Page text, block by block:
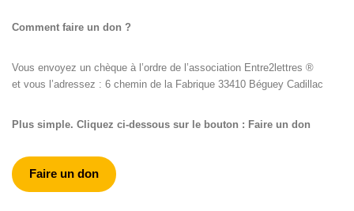
Comment faire un don ?
Vous envoyez un chèque à l’ordre de l’association Entre2lettres ®
et vous l’adressez : 6 chemin de la Fabrique 33410 Béguey Cadillac
Plus simple. Cliquez ci-dessous sur le bouton : Faire un don
Faire un don